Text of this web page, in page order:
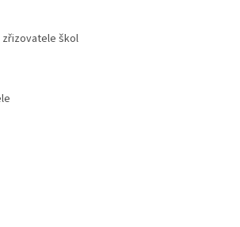
zřizovatele škol